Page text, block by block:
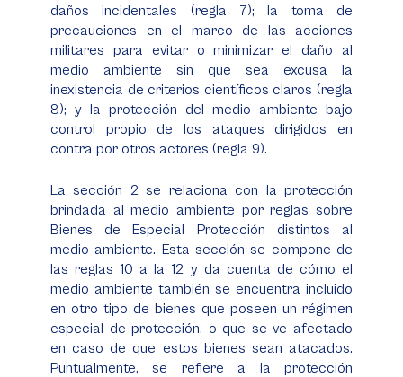
daños incidentales (regla 7); la toma de
precauciones en el marco de las acciones
militares para evitar o minimizar el daño al
medio ambiente sin que sea excusa la
inexistencia de criterios científicos claros (regla
8); y la protección del medio ambiente bajo
control propio de los ataques dirigidos en
contra por otros actores (regla 9).
La sección 2 se relaciona con la protección
brindada al medio ambiente por reglas sobre
Bienes de Especial Protección distintos al
medio ambiente. Esta sección se compone de
las reglas 10 a la 12 y da cuenta de cómo el
medio ambiente también se encuentra incluido
en otro tipo de bienes que poseen un régimen
especial de protección, o que se ve afectado
en caso de que estos bienes sean atacados.
Puntualmente, se refiere a la protección